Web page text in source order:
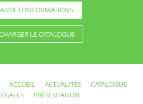
D'INFORMATIONS
LE CATALOGUE
ACCUEIL ACTUALITÉS
CATALOGUE
PRÉSENTATION